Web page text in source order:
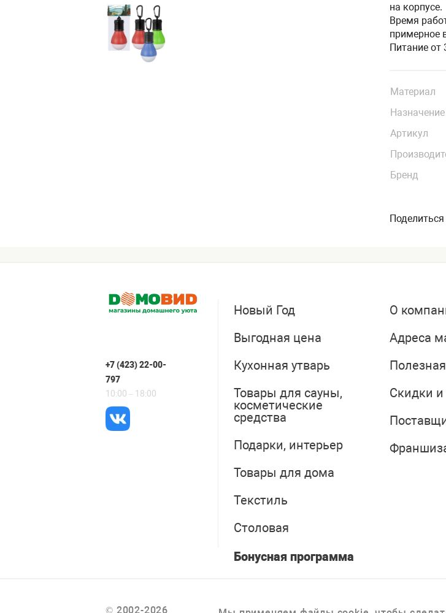
на корпусе.
Время
примерное
Питание от
Материал
Назначение
Артикул
Бренд
Поделиться
+7 (423) 22-00-
797
10:00 – 18:00
Новый Год
Выгодная цена
Кухонная утварь
Товары для сауны,
косметические
средства
Подарки, интерьер
Товары для дома
Текстиль
Столовая
Бонусная программа
О
Адреса
Скидки и
© 2002-2026